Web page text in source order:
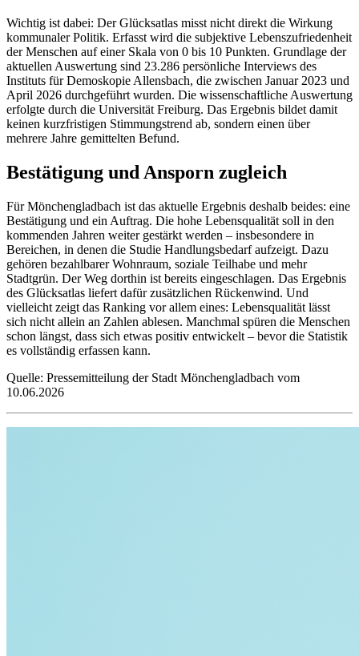
Wichtig ist dabei: Der Glücksatlas misst nicht direkt die Wirkung
kommunaler Politik. Erfasst wird die subjektive Lebenszufriedenheit
der Menschen auf einer Skala von 0 bis 10 Punkten. Grundlage der
aktuellen Auswertung sind 23.286 persönliche Interviews des
Instituts für Demoskopie Allensbach, die zwischen Januar 2023 und
April 2026 durchgeführt wurden. Die wissenschaftliche Auswertung
erfolgte durch die Universität Freiburg. Das Ergebnis bildet damit
keinen kurzfristigen Stimmungstrend ab, sondern einen über
mehrere Jahre gemittelten Befund.
Bestätigung und Ansporn zugleich
Für Mönchengladbach ist das aktuelle Ergebnis deshalb beides: eine
Bestätigung und ein Auftrag. Die hohe Lebensqualität soll in den
kommenden Jahren weiter gestärkt werden – insbesondere in
Bereichen, in denen die Studie Handlungsbedarf aufzeigt. Dazu
gehören bezahlbarer Wohnraum, soziale Teilhabe und mehr
Stadtgrün. Der Weg dorthin ist bereits eingeschlagen. Das Ergebnis
des Glücksatlas liefert dafür zusätzlichen Rückenwind. Und
vielleicht zeigt das Ranking vor allem eines: Lebensqualität lässt
sich nicht allein an Zahlen ablesen. Manchmal spüren die Menschen
schon längst, dass sich etwas positiv entwickelt – bevor die Statistik
es vollständig erfassen kann.
Quelle: Pressemitteilung der Stadt Mönchengladbach vom
10.06.2026